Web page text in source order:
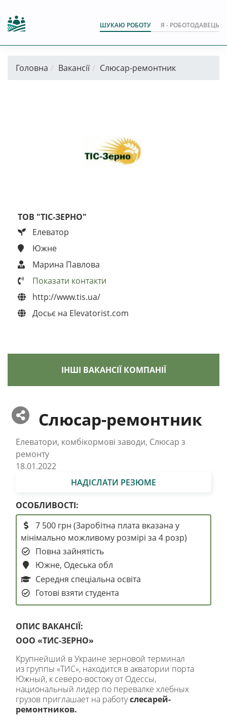
ШУКАЮ РОБОТУ Я - РОБОТОДАВЕЦЬ
Головна Вакансії Слюсар-ремонтник
ТОВ "ТІС-ЗЕРНО"
Елеватор
Южне
Марина Павлова
Показати контакти
http://www.tis.ua/
Досьє на Elevatorist.com
ІНШІ ВАКАНСІЇ КОМПАНІЇ
Слюсар-ремонтник
Елеватори, комбікормові заводи, Слюсар з
ремонту
18.01.2022
НАДІСЛАТИ РЕЗЮМЕ
ОСОБЛИВОСТІ:
7 500 грн (Заробітна плата вказана у
мінімально можливому розмірі за 4 розр)
Повна зайнятість
Южне, Одеська обл
Середня спеціальна освіта
Готові взяти студента
ОПИС ВАКАНСІЇ:
ООО «ТИС-ЗЕРНО»
Крупнейший в Украине зерновой терминал
из группы «ТИС», находится в акватории порта
Южный, к северо-востоку от Одессы,
национальный лидер по перевалке хлебных
грузов приглашает на работуслесарей-
ремонтников.